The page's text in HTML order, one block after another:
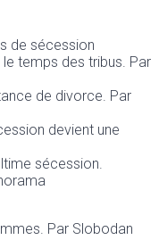
de sécession
temps des tribus. Par
de divorce. Par
devient une
sécession.
Par Slobodan